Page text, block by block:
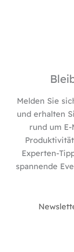
Melden Sie
und erhalten
rund um
Experten-
spannende